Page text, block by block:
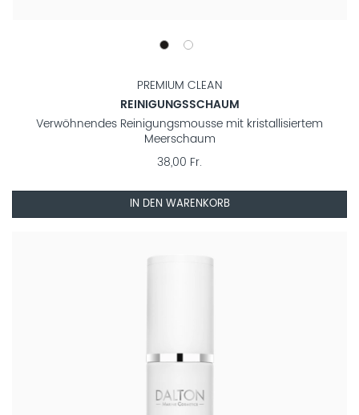
PREMIUM CLEAN
REINIGUNGSSCHAUM
Verwöhnendes Reinigungsmousse mit kristallisiertem
Meerschaum
38,00 Fr.
IN DEN WARENKORB